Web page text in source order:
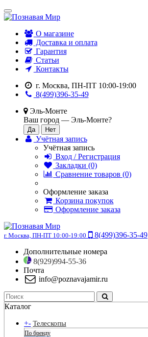
О магазине
Доставка и оплата
Гарантия
Статьи
Контакты
г. Москва, ПН-ПТ 10:00-19:00
8(499)396-35-49
Эль-Монте
Ваш город — Эль-Монте?
Учётная запись
Учётная запись
Вход / Регистрация
Закладки (0)
Сравнение товаров (0)
Оформление заказа
Корзина покупок
Оформление заказа
г. Москва, ПН-ПТ 10:00-19:00
8(499)396-35-49
Дополнительные номера
8(929)994-55-36
Почта
info@poznavajamir.ru
Каталог
+- Телескопы
По бренду